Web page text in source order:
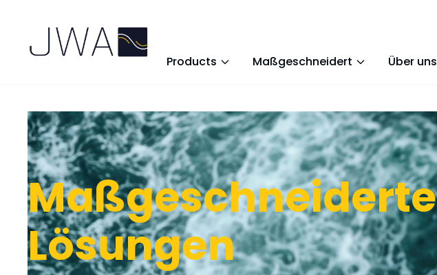
Products Maßgeschneidert Über uns
Maßgeschneiderte
Lösungen